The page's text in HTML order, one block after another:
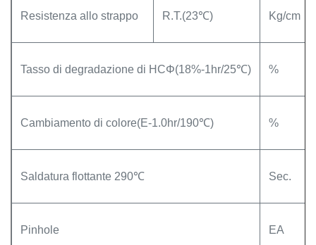
Resistenza allo strappo R.T.(23℃) Kg/cm
Tasso di degradazione di HCΦ(18%-1hr/25℃) %
Cambiamento di colore(E-1.0hr/190℃) %
Saldatura flottante 290℃ Sec.
Pinhole EA